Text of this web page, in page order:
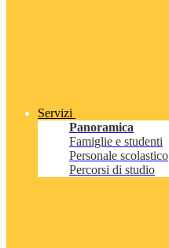
Servizi
Panoramica
Famiglie e studenti
Personale scolastico
Percorsi di studio